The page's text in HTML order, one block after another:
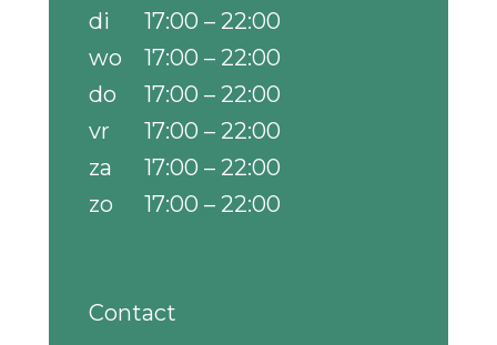
di
17:00 – 22:00
wo
17:00 – 22:00
do
17:00 – 22:00
vr
17:00 – 22:00
za
17:00 – 22:00
zo
17:00 – 22:00
Contact